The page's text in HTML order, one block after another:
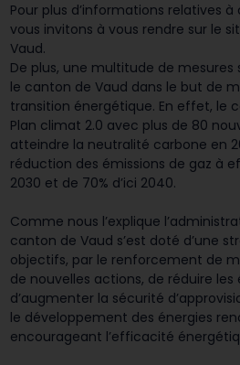
Pour plus d’informations relatives
vous invitons à vous rendre sur le
Vaud.
De plus, une multitude de
le canton de Vaud dans le but de
transition énergétique. En effet, le
Plan climat 2.0 avec plus de 80
atteindre la neutralité carbone en
réduction des émissions de gaz à
2030 et de 70% d’ici 2040.
Comme nous l’explique
canton de Vaud s’est doté d’une
objectifs, par le renforcement de
de nouvelles actions, de réduire les
d’augmenter la sécurité
le développement des énergies
encourageant l’efficacité